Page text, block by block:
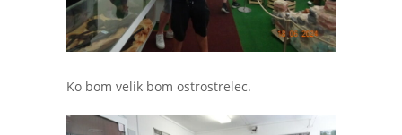
Ko bom velik bom ostrostrelec.